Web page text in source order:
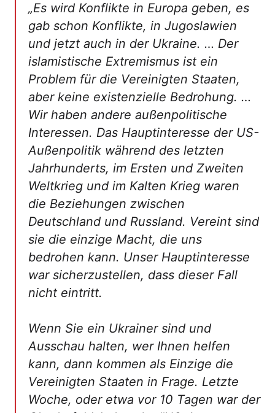
„Es wird Konflikte in Europa geben, es
gab schon Konflikte, in Jugoslawien
und jetzt auch in der Ukraine. … Der
islamistische Extremismus ist ein
Problem für die Vereinigten Staaten,
aber keine existenzielle Bedrohung. …
Wir haben andere außenpolitische
Interessen. Das Hauptinteresse der US-
Außenpolitik während des letzten
Jahrhunderts, im Ersten und Zweiten
Weltkrieg und im Kalten Krieg waren
die Beziehungen zwischen
Deutschland und Russland. Vereint sind
sie die einzige Macht, die uns
bedrohen kann. Unser Hauptinteresse
war sicherzustellen, dass dieser Fall
nicht eintritt.
Wenn Sie ein Ukrainer sind und
Ausschau halten, wer Ihnen helfen
kann, dann kommen als Einzige die
Vereinigten Staaten in Frage. Letzte
Woche, oder etwa vor 10 Tagen war der